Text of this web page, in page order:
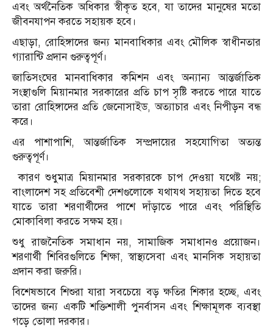
এবং অর্থনৈতিক অধিকার স্বীকৃত হবে, যা তাদের মানুষের মতো
জীবনযাপন করতে সহায়ক হবে।
এছাড়া, রোহিঙ্গাদের জন্য মানবাধিকার এবং মৌলিক স্বাধীনতার
গ্যারান্টি প্রদান গুরুত্বপূর্ণ।
জাতিসংঘের মানবাধিকার কমিশন এবং অন্যান্য আন্তর্জাতিক
সংস্থাগুলি মিয়ানমার সরকারের প্রতি চাপ সৃষ্টি করতে পারে যাতে
তারা রোহিঙ্গাদের প্রতি জেনোসাইড, অত্যাচার এবং নিপীড়ন বন্ধ
করে।
এর পাশাপাশি, আন্তর্জাতিক সম্প্রদায়ের সহযোগিতা অত্যন্ত
গুরুত্বপূর্ণ।
কারণ শুধুমাত্র মিয়ানমার সরকারকে চাপ দেওয়া যথেষ্ট নয়;
বাংলাদেশ সহ প্রতিবেশী দেশগুলোকে যথাযথ সহায়তা দিতে হবে
যাতে তারা শরণার্থীদের পাশে দাঁড়াতে পারে এবং পরিস্থিতি
মোকাবিলা করতে সক্ষম হয়।
শুধু রাজনৈতিক সমাধান নয়, সামাজিক সমাধানও প্রয়োজন।
শরণার্থী শিবিরগুলিতে শিক্ষা, স্বাস্থ্যসেবা এবং মানসিক সহায়তা
প্রদান করা জরুরি।
বিশেষভাবে শিশুরা যারা সবচেয়ে বড় ক্ষতির শিকার হচ্ছে, এবং
তাদের জন্য একটি শক্তিশালী পুনর্বাসন এবং শিক্ষামূলক ব্যবস্থা
গড়ে তোলা দরকার।